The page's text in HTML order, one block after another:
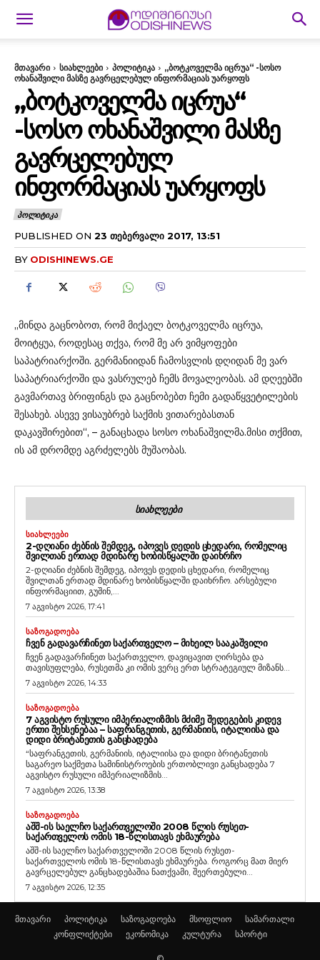
მთავარი სიახლეები პოლიტიკა
„ბოტკოველმა იცრუა“ -სოსო
ოხანაშვილი მასზე გავრცელებულ ინფორმაციას უარყოფს
„ᲑᲝᲢᲙᲝᲕᲔᲚᲛᲐ ᲘᲪᲠᲣᲐ“
-ᲡᲝᲡᲝ ᲝᲮᲐᲜᲐᲨᲕᲘᲚᲘ ᲛᲐᲡᲖᲔ
ᲒᲐᲕᲠᲪᲔᲚᲔᲑᲣᲚ
ᲘᲜᲤᲝᲠᲛᲐᲪᲘᲐᲡ ᲣᲐᲠᲧᲝᲤᲡ
ᲞᲝᲚᲘᲢᲘᲙᲐ
PUBLISHED ON 23 ᲗᲔᲑᲔᲠᲕᲐᲚᲘ 2017, 13:51
BY ODISHINEWS.GE
„მინდა გაცნობოთ, რომ მიქაელ ბოტკოველმა იცრუა,
მოიტყუა, როდესაც თქვა, რომ მე არ ვიმყოფები
საპატრიარქოში. გერმანიიდან ჩამოსვლის დღიდან მე ვარ
საპატრიარქოში და ვასრულებ ჩემს მოვალეობას. ამ დღეებში
გავმართავ ბრიფინგს და გაცნობებთ ჩემი გადაწყვეტილების
შესახებ. ასევე ვისაუბრებ საქმის ვითარებასთან
დაკავშირებით“, – განაცხადა სოსო ოხანაშვილმა.მისი თქმით,
ის ამ დრომდე აგრძელებს მუშაობას.
ᲡᲘᲐᲮᲚᲔᲔᲑᲘ
ᲡᲘᲐᲮᲚᲔᲔᲑᲘ
2-ᲓᲦᲘᲐᲜᲘ ᲫᲔᲑᲜᲘᲡ ᲨᲔᲛᲓᲔᲒ, ᲘᲞᲝᲕᲔᲡ ᲓᲔᲓᲘᲡ ᲪᲮᲔᲓᲐᲠᲘ, ᲠᲝᲛᲔᲚᲘᲪ
ᲨᲕᲘᲚᲗᲐᲜ ᲔᲠᲗᲐᲓ ᲛᲓᲘᲜᲐᲠᲔ ᲮᲝᲑᲘᲡᲬᲧᲐᲚᲨᲘ ᲓᲐᲘᲮᲠᲩᲝ
2-დღიანი ძებნის შემდეგ, იპოვეს დედის ცხედარი, რომელიც
შვილთან ერთად მდინარე ხობისწყალში დაიხრჩო. არსებული
ინფორმაციით, გუშინ,...
7 აგვისტო 2026, 17:41
ᲡᲐᲖᲝᲒᲐᲓᲝᲔᲑᲐ
ᲩᲕᲔᲜ ᲒᲐᲓᲐᲕᲐᲠᲩᲘᲜᲔᲗ ᲡᲐᲥᲐᲠᲗᲕᲔᲚᲝ – ᲛᲘᲮᲔᲘᲚ ᲡᲐᲐᲙᲐᲨᲕᲘᲚᲘ
ჩვენ გადავარჩინეთ საქართველო, დავიცავით ღირსება და
თავისუფლება, რუსეთმა კი ომის ვერც ერთ სტრატეგიულ მიზანს...
7 აგვისტო 2026, 14:33
ᲡᲐᲖᲝᲒᲐᲓᲝᲔᲑᲐ
7 ᲐᲒᲕᲘᲡᲢᲝ ᲠᲣᲡᲣᲚᲘ ᲘᲛᲞᲔᲠᲘᲐᲚᲘᲖᲛᲘᲡ ᲛᲫᲘᲛᲔ ᲨᲔᲓᲔᲒᲔᲑᲘᲡ ᲙᲘᲓᲔᲕ
ᲔᲠᲗᲘ ᲨᲔᲮᲡᲔᲜᲔᲑᲐᲐ – ᲡᲐᲤᲠᲐᲜᲒᲔᲗᲘᲡ, ᲒᲔᲠᲛᲐᲜᲘᲘᲡ, ᲘᲢᲐᲚᲘᲘᲡᲐ ᲓᲐ
ᲓᲘᲓᲘ ᲑᲠᲘᲢᲐᲜᲔᲗᲘᲡ ᲒᲐᲜᲪᲮᲐᲓᲔᲑᲐ
“საფრანგეთის, გერმანიის, იტალიისა და დიდი ბრიტანეთის
საგარეო საქმეთა სამინისტროების ერთობლივი განცხადება 7
აგვისტო რუსული იმპერიალიზმის...
7 აგვისტო 2026, 13:38
ᲡᲐᲖᲝᲒᲐᲓᲝᲔᲑᲐ
ᲐᲨᲨ-ᲘᲡ ᲡᲐᲔᲚᲩᲝ ᲡᲐᲥᲐᲠᲗᲕᲔᲚᲝᲨᲘ 2008 ᲬᲚᲘᲡ ᲠᲣᲡᲔᲗ-
ᲡᲐᲥᲐᲠᲗᲕᲔᲚᲝᲡ ᲝᲛᲘᲡ 18-ᲬᲚᲘᲡᲗᲐᲕᲡ ᲔᲮᲛᲐᲣᲠᲔᲑᲐ
აშშ-ის საელჩო საქართველოში 2008 წლის რუსეთ-
საქართველოს ომის 18-წლისთავს ეხმაურება. როგორც მათ მიერ
გავრცელებულ განცხადებაშია ნათქვამი, შეერთებული...
7 აგვისტო 2026, 12:35
მთავარი პოლიტიკა საზოგადოება მსოფლიო
სამართალი
კონფლიქტები
ეკონომიკა კულტურა სპორტი